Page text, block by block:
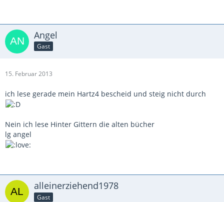
Angel
Gast
15. Februar 2013
ich lese gerade mein Hartz4 bescheid und steig nicht durch
Nein ich lese Hinter Gittern die alten bücher
lg angel
alleinerziehend1978
Gast